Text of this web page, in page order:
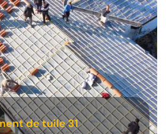
de tuile 31